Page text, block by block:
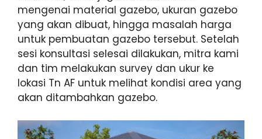
mengenai material gazebo, ukuran gazebo
yang akan dibuat, hingga masalah harga
untuk pembuatan gazebo tersebut. Setelah
sesi konsultasi selesai dilakukan, mitra kami
dan tim melakukan survey dan ukur ke
lokasi Tn AF untuk melihat kondisi area yang
akan ditambahkan gazebo.